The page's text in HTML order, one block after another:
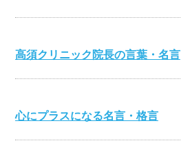
高須クリニック院長の言葉・名言
心にプラスになる名言・格言